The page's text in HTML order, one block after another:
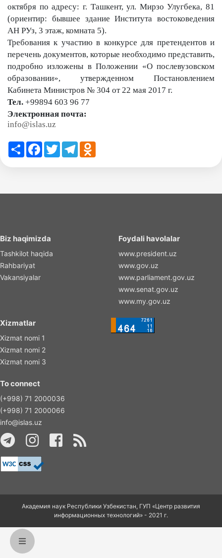
октября по адресу: г. Ташкент, ул. Мирзо Улугбека, 81
(ориентир: бывшее здание Института востоковедения
АН РУз, 3 этаж, комната 5).
Требования к участию в конкурсе для претендентов и
перечень документов, которые необходимо представить,
подробно изложены в Положении «О послевузовском
образовании», утвержденном Постановлением
Кабинета Министров № 304 от 22 мая 2017 г.
Тел. +99894 603 96 77
Электронная почта:
info@islas.uz
ShareFacebook
TwitterTelegramOdnoklassniki
Biz haqimizda
Tashkilot haqida
Rahbariyat
Vakansiyalar
Foydali havolalar
www.president.uz
www.gov.uz
www.parliament.gov.uz
www.senat.gov.uz
www.my.gov.uz
Xizmatlar
Xizmat nomi 1
Xizmat nomi 2
Xizmat nomi 3
To connect
(+998) 71 2000036
(+998) 71 2000066
info@islas.uz
Академия наук Республики Узбекистан, ГУП «Центр развития
информационных технологий» - 2021 г.